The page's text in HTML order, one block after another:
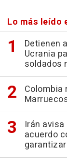
Lo más leído
Detienen
Ucrania
soldados
Colombia
Irán
acuerdo